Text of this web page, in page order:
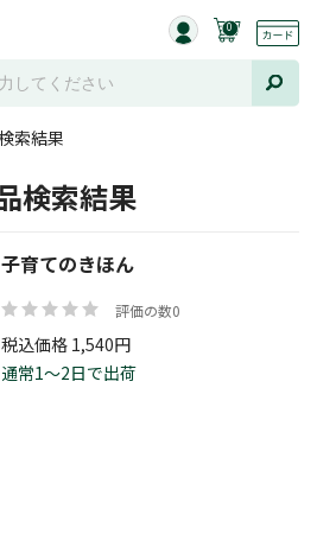
0
索結果
検索結果
子育てのきほん
評価の数0
税込価格 1,540円
通常1～2日で出荷